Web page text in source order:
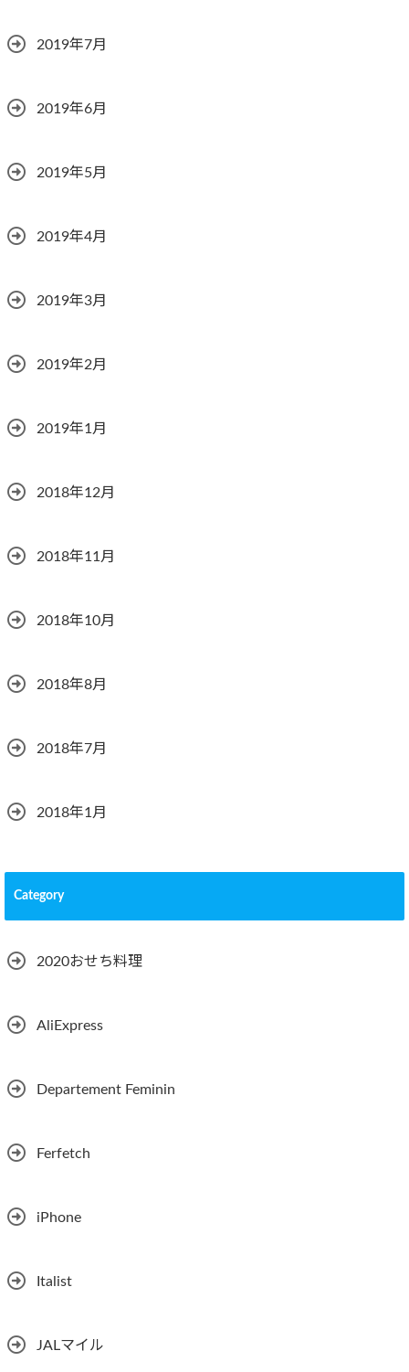
2019年7月
2019年6月
2019年5月
2019年4月
2019年3月
2019年2月
2019年1月
2018年12月
2018年11月
2018年10月
2018年8月
2018年7月
2018年1月
Category
2020おせち料理
AliExpress
Departement Feminin
Ferfetch
iPhone
Italist
JALマイル